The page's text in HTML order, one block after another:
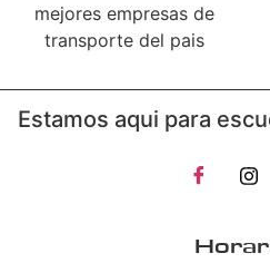
mejores empresas de
transporte del pais
Estamos aqui para